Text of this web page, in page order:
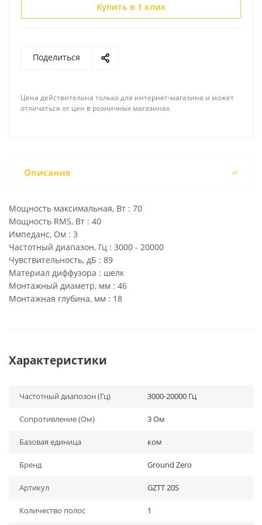
Купить в 1 клик
Поделиться
Цена действительна только для интернет-магазина и может
отличаться от цен в розничных магазинах
Описание
Мощность максимальная, Вт : 70
Мощность RMS, Вт : 40
Импеданс, Ом : 3
Частотный диапазон, Гц : 3000 - 20000
Чувствительность, дБ : 89
Материал диффузора : шелк
Монтажный диаметр, мм : 46
Монтажная глубина, мм : 18
Характеристики
Частотный диапозон (Гц) 3000-20000 Гц
Сопротивление (Ом) 3 Ом
Базовая единица ком
Бренд Ground Zero
Артикул GZTT 20S
Количество полос 1